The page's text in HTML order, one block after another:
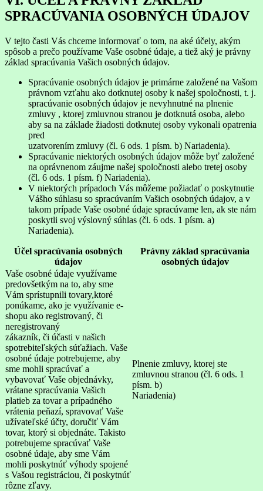
SPRACÚVANIA OSOBNÝCH ÚDAJOV
V tejto časti Vás chceme informovať o tom, na aké účely, akým
spôsob a prečo používame Vaše osobné údaje, a tiež aký je právny
základ spracúvania Vašich osobných údajov.
Spracúvanie osobných údajov je primárne založené na Vašom
právnom vzťahu ako dotknutej osoby k našej spoločnosti, t. j.
spracúvanie osobných údajov je nevyhnutné na plnenie
zmluvy , ktorej zmluvnou stranou je dotknutá osoba, alebo
aby sa na základe žiadosti dotknutej osoby vykonali opatrenia
pred
uzatvorením zmluvy (čl. 6 ods. 1 písm. b) Nariadenia).
Spracúvanie niektorých osobných údajov môže byť založené
na oprávnenom záujme našej spoločnosti alebo tretej osoby
(čl. 6 ods. 1 písm. f) Nariadenia).
V niektorých prípadoch Vás môžeme požiadať o poskytnutie
Vášho súhlasu so spracúvaním Vašich osobných údajov, a v
takom prípade Vaše osobné údaje spracúvame len, ak ste nám
poskytli svoj výslovný súhlas (čl. 6 ods. 1 písm. a)
Nariadenia).
Účel spracúvania osobných
údajov
Právny základ spracúvania
osobných údajov
Vaše osobné údaje využívame
predovšetkým na to, aby sme
Vám sprístupnili tovary,ktoré
ponúkame, ako je využívanie e-
shopu ako registrovaný, či
neregistrovaný
zákazník, či účasti v našich
spotrebiteľských súťažiach. Vaše
osobné údaje potrebujeme, aby
sme mohli spracúvať a
vybavovať Vaše objednávky,
vrátane spracúvania Vašich
platieb za tovar a prípadného
vrátenia peňazí, spravovať Vaše
užívateľské účty, doručiť Vám
tovar, ktorý si objednáte. Takisto
potrebujeme spracúvať Vaše
osobné údaje, aby sme Vám
mohli poskytnúť výhody spojené
s Vašou registráciou, či poskytnúť
rôzne zľavy.
Plnenie zmluvy, ktorej ste
zmluvnou stranou (čl. 6 ods. 1
písm. b)
Nariadenia)